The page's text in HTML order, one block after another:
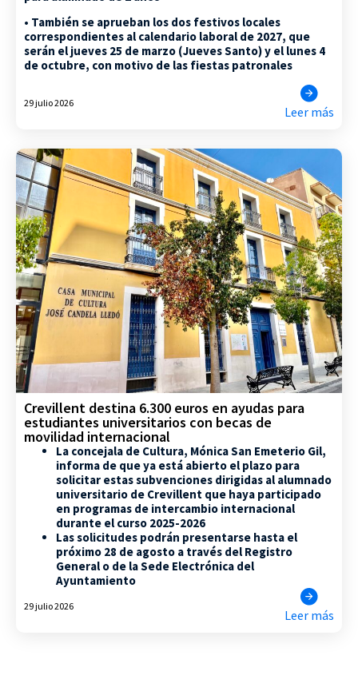
• También se aprueban los dos festivos locales
correspondientes al calendario laboral de 2027, que
serán el jueves 25 de marzo (Jueves Santo) y el lunes 4
de octubre, con motivo de las fiestas patronales
29 julio 2026
Leer más
Crevillent destina 6.300 euros en ayudas para
estudiantes universitarios con becas de
movilidad internacional
La concejala de Cultura, Mónica San Emeterio Gil,
informa de que ya está abierto el plazo para
solicitar estas subvenciones dirigidas al alumnado
universitario de Crevillent que haya participado
en programas de intercambio internacional
durante el curso 2025-2026
Las solicitudes podrán presentarse hasta el
próximo 28 de agosto a través del Registro
General o de la Sede Electrónica del
Ayuntamiento
29 julio 2026
Leer más